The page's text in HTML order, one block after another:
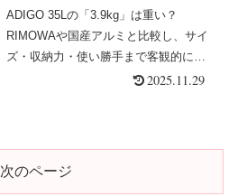
すが、それでも５万円くらいします。
ADIGO 35Lの「3.9kg」は重い？
RIMOWAや国産アルミと比較し、サイ
ズ・収納力・使い勝手まで客観的に解
説。3泊旅行の荷物量や向いている人
2025.11.29
次のページ